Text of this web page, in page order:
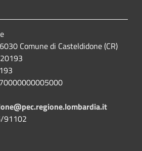
Comune di Casteldidone (CR)
91102